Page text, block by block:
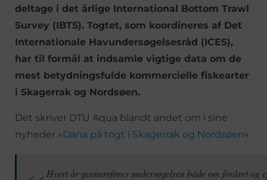
deltage i det årlige International Bottom Trawl
Survey (IBTS). Togtet, som koordineres af Det
Internationale Havundersøgelsesråd (ICES),
har til formål at indsamle vigtige data om de
mest betydningsfulde kommercielle fiskearter
i Skagerrak og Nordsøen.
Det skriver DTU Aqua blandt andet om i sine
nyheder »Dana på togt i Skagerrak og Nordsøen«
Hvert år gennemføres undersøgelsen både om foråret og